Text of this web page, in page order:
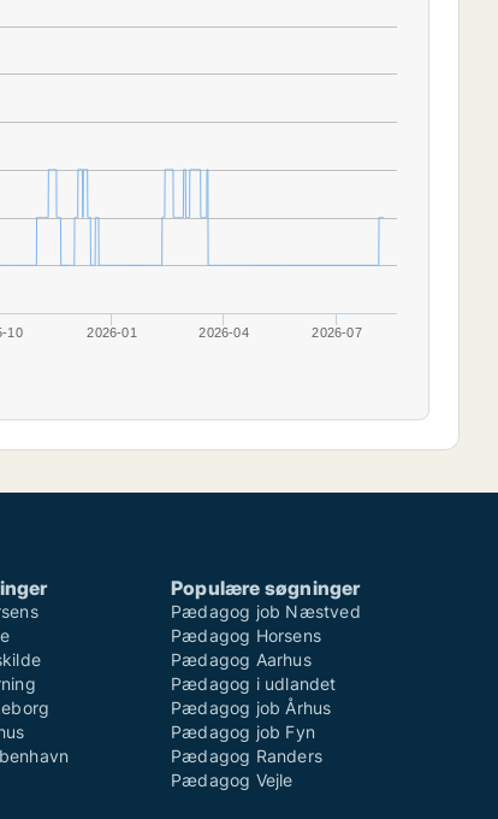
10 2026-01 2026-04 2026-07
Populære søgninger
Pædagog job Næstved
Pædagog Horsens
Pædagog Aarhus
Pædagog i udlandet
Pædagog job Århus
Pædagog job Fyn
Pædagog Randers
Pædagog Vejle